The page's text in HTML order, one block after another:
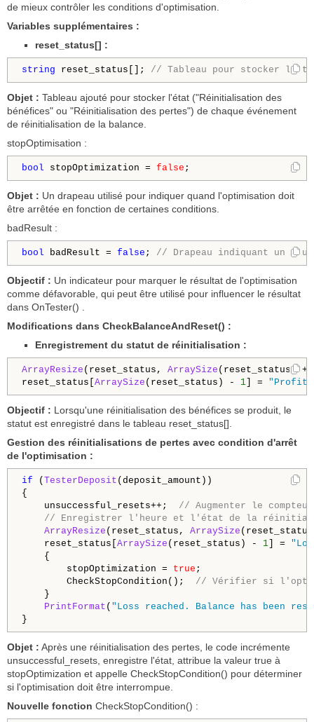
de mieux contrôler les conditions d'optimisation.
Variables supplémentaires :
reset_status[] :
string reset_status[]; // Tableau pour stocker
Objet : Tableau ajouté pour stocker l'état ("Réinitialisation des
bénéfices" ou "Réinitialisation des pertes") de chaque événement
de réinitialisation de la balance.
stopOptimisation :
bool stopOptimization = false
Objet : Un drapeau utilisé pour indiquer quand l'optimisation doit
être arrêtée en fonction de certaines conditions.
badResult :
bool badResult = false ; // Drapeau indiquant un
Objectif : Un indicateur pour marquer le résultat de l'optimisation
comme défavorable, qui peut être utilisé pour influencer le résultat
dans OnTester() .
Modifications dans CheckBalanceAndReset() :
Enregistrement du statut de réinitialisation :
ArrayResize (reset_status, ArraySize (reset_status) +
reset_status[ ArraySize (reset_status) - 1 ] = "Profit
Objectif : Lorsqu'une réinitialisation des bénéfices se produit, le
statut est enregistré dans le tableau reset_status[].
Gestion des réinitialisations de pertes avec condition d'arrêt
de l'optimisation :
if ( TesterDeposit (deposit_amount))
{
unsuccessful_resets++; // Augmenter le
// Enregistrer l'heure et l'état de la
ArrayResize (reset_status, ArraySize
reset_status[ ArraySize (reset_status) - 1 ] =
{
stopOptimization = true ;
CheckStopCondition(); // Vérifier si
}
PrintFormat ( "Loss reached. Balance has been
}
Objet : Après une réinitialisation des pertes, le code incrémente
unsuccessful_resets, enregistre l'état, attribue la valeur true à
stopOptimization et appelle CheckStopCondition() pour déterminer
si l'optimisation doit être interrompue.
Nouvelle fonction CheckStopCondition() :